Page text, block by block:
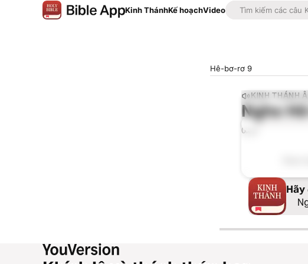
Kinh ThánhKế hoạchVideo
Hê-bơ-rơ 9
KINH THÁNH
Nghe
0:00
Hãy